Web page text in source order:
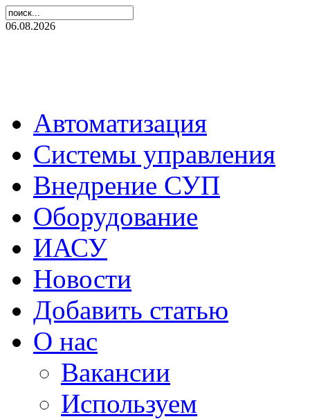
06.08.2026
Автоматизация
Системы управления
Внедрение СУП
Оборудование
ИАСУ
Новости
Добавить статью
О нас
Вакансии
Используем